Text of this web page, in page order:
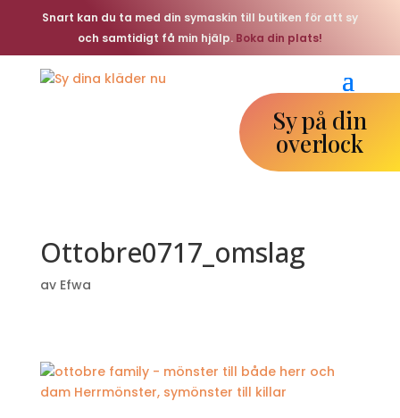
Snart kan du ta med din symaskin till butiken för att sy
och samtidigt få min hjälp. Boka din plats!
Sy på din
overlock
Ottobre0717_omslag
av Efwa